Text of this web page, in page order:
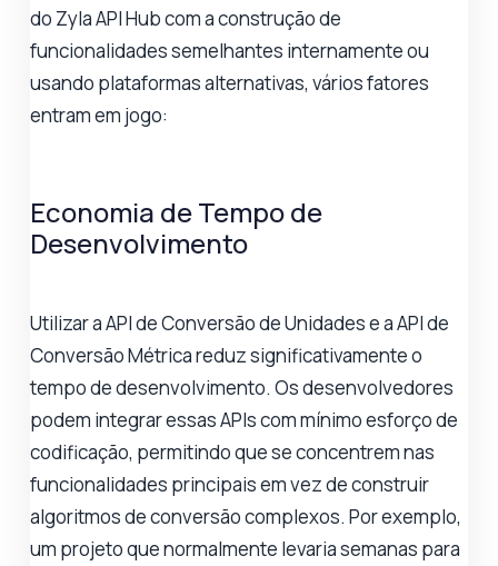
do Zyla API Hub com a construção de
funcionalidades semelhantes internamente ou
usando plataformas alternativas, vários fatores
entram em jogo:
Economia de Tempo de
Desenvolvimento
Utilizar a API de Conversão de Unidades e a API de
Conversão Métrica reduz significativamente o
tempo de desenvolvimento. Os desenvolvedores
podem integrar essas APIs com mínimo esforço de
codificação, permitindo que se concentrem nas
funcionalidades principais em vez de construir
algoritmos de conversão complexos. Por exemplo,
um projeto que normalmente levaria semanas para